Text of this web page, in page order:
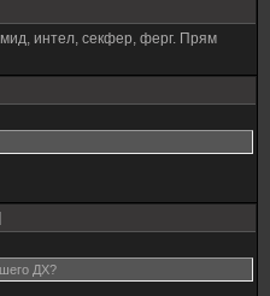
интел, секфер, ферг. Прям
ДХ?